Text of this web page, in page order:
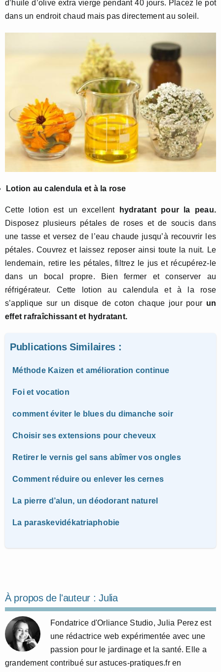
d’huile d’olive extra vierge pendant 40 jours. Placez le pot
dans un endroit chaud mais pas directement au soleil.
Lotion au calendula et à la rose
Cette lotion est un excellent
hydratant pour la peau.
Disposez plusieurs pétales de roses et de soucis dans
une tasse et versez de l’eau chaude jusqu’à recouvrir les
pétales. Couvrez et laissez reposer ainsi toute la nuit. Le
lendemain, retire les pétales, filtrez le jus et récupérez-le
dans un bocal propre. Bien fermer et conserver au
réfrigérateur. Cette lotion au calendula et à la rose
s’applique sur un disque de coton chaque jour pour un
effet rafraîchissant et hydratant.
Publications Similaires :
Méthode Kaizen et amélioration continue
Foi et vocation
comment éviter le blues du dimanche soir
Choisir ses extensions pour cheveux
Retirer le vernis gel sans abîmer vos ongles
Comment réduire ou enlever les cernes
La pierre d’alun, un déodorant naturel
La paraskevidékatriaphobie
À propos de l'auteur :Julia
Fondatrice d'Orliance Studio, Julia Perez est
une rédactrice web expérimentée avec une
passion pour le jardinage et la santé. Elle a
grandement contribué sur astuces-pratiques.fr en